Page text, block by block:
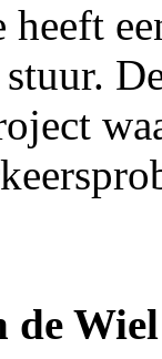
heeft
de Wiel